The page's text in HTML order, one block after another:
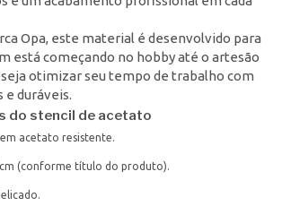
Opa, este material é desenvolvido para
está começando no hobby até o artesão
otimizar seu tempo de trabalho com
duráveis.
do stencil de acetato
acetato resistente.
(conforme título do produto).